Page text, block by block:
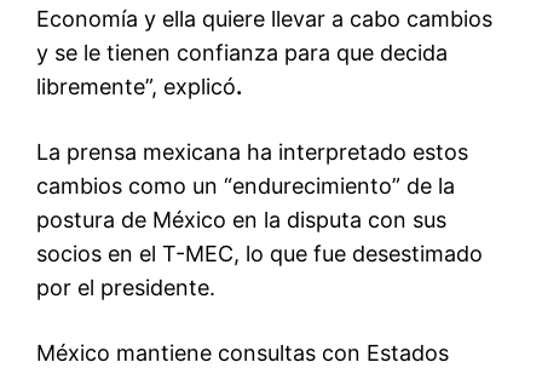
Economía y ella quiere llevar a cabo cambios
y se le tienen confianza para que decida
libremente”, explicó.
La prensa mexicana ha interpretado estos
cambios como un “endurecimiento” de la
postura de México en la disputa con sus
socios en el T-MEC, lo que fue desestimado
por el presidente.
México mantiene consultas con Estados